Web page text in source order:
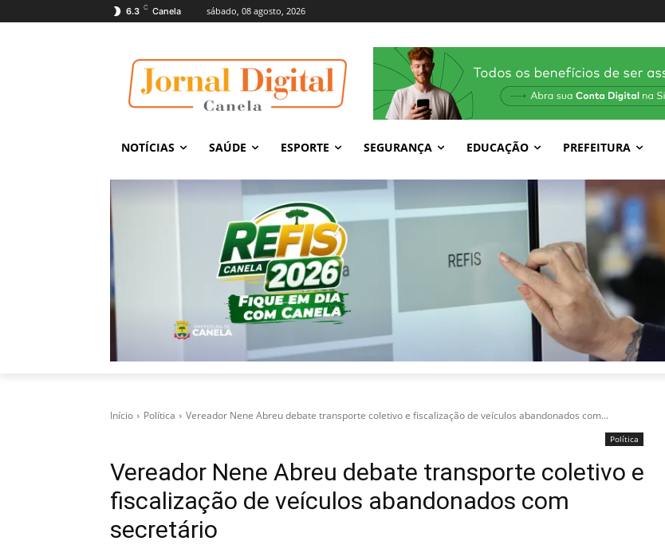
6.3 C Canela sábado, 08 agosto, 2026
NOTÍCIAS SAÚDE ESPORTE SEGURANÇA EDUCAÇÃO PREFEITURA
Início Política Vereador Nene Abreu debate transporte coletivo e fiscalização de veículos abandonados com...
Política
Vereador Nene Abreu debate transporte coletivo e
fiscalização de veículos abandonados com
secretário